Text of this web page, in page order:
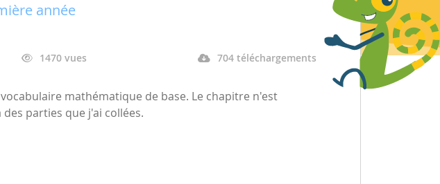
année
1470 vues 704 téléchargements
mathématique de base. Le chapitre n'est
parties que j'ai collées.